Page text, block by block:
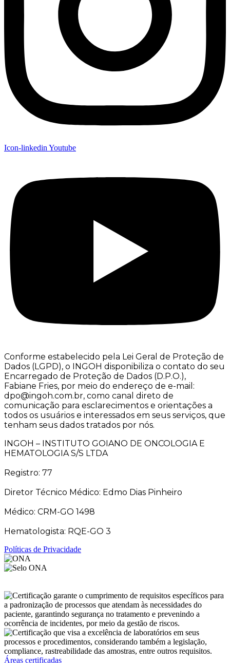
Icon-linkedin Youtube
Conforme estabelecido pela Lei Geral de Proteção de
Dados (LGPD), o INGOH disponibiliza o contato do seu
Encarregado de Proteção de Dados (D.P.O.),
Fabiane Fries, por meio do endereço de e-mail:
dpo@ingoh.com.br, como canal direto de
comunicação para esclarecimentos e orientações a
todos os usuários e interessados em seus serviços, que
tenham seus dados tratados por nós.
INGOH – INSTITUTO GOIANO DE ONCOLOGIA E
HEMATOLOGIA S/S LTDA
Registro: 77
Diretor Técnico Médico: Edmo Dias Pinheiro
Médico: CRM-GO 1498
Hematologista: RQE-GO 3
Políticas de Privacidade
Áreas certificadas